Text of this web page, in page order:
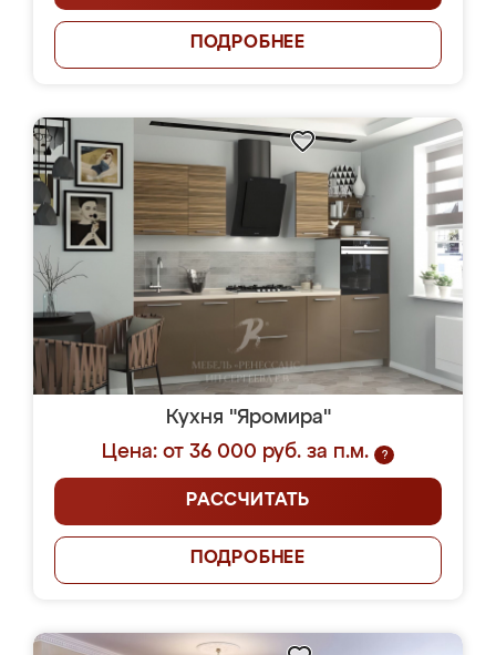
ПОДРОБНЕЕ
Кухня "Яромира"
Цена: от 36 000 руб. за п.м.
?
РАССЧИТАТЬ
ПОДРОБНЕЕ